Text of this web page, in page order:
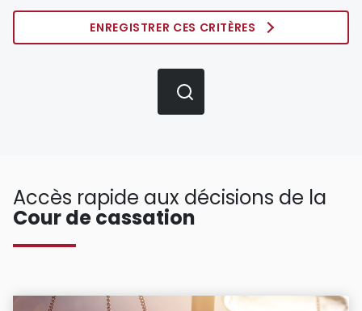
ENREGISTRER CES CRITÈRES
Accès rapide aux décisions de la
Cour de cassation